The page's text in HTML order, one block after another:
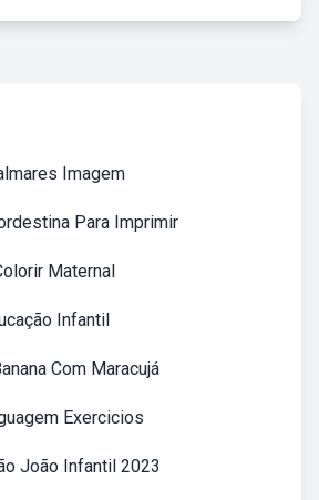
Imagem
Para Imprimir
Maternal
Infantil
Com Maracujá
Exercicios
João Infantil 2023